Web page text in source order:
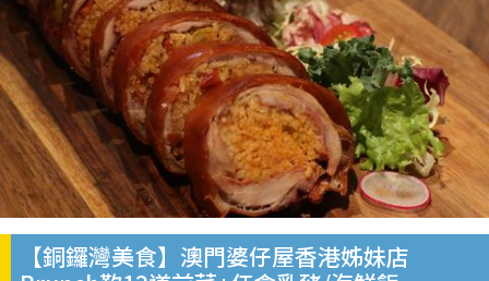
【銅鑼灣美食】澳門婆仔屋香港姊妹店